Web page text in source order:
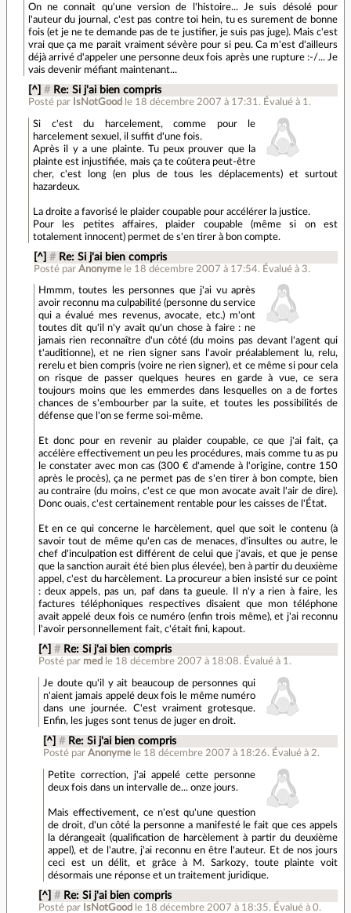
On ne connait qu'une version de l'histoire... Je suis désolé pour
l'auteur du journal, c'est pas contre toi hein, tu es surement de bonne
fois (et je ne te demande pas de te justifier, je suis pas juge). Mais c'est
vrai que ça me parait vraiment sévère pour si peu. Ca m'est d'ailleurs
déjà arrivé d'appeler une personne deux fois après une rupture :-/... Je
vais devenir méfiant maintenant...
[^] # Re: Si j'ai bien compris
Posté par IsNotGood le 18 décembre 2007 à 17:31 . Évalué à 1 .
Si c'est du harcelement, comme pour le
harcelement sexuel, il suffit d'une fois.
Après il y a une plainte. Tu peux prouver que la
plainte est injustifiée, mais ça te coûtera peut-être
cher, c'est long (en plus de tous les déplacements) et surtout
hazardeux.
La droite a favorisé le plaider coupable pour accélérer la justice.
Pour les petites affaires, plaider coupable (même si on est
totalement innocent) permet de s'en tirer à bon compte.
[^] # Re: Si j'ai bien compris
Posté par Anonyme le 18 décembre 2007 à 17:54. Évalué à 3.
Hmmm, toutes les personnes que j'ai vu après
avoir reconnu ma culpabilité (personne du service
qui a évalué mes revenus, avocate, etc.) m'ont
toutes dit qu'il n'y avait qu'un chose à faire : ne
jamais rien reconnaître d'un côté (du moins pas devant l'agent qui
t'auditionne), et ne rien signer sans l'avoir préalablement lu, relu,
rerelu et bien compris (voire ne rien signer), et ce même si pour cela
on risque de passer quelques heures en garde à vue, ce sera
toujours moins que les emmerdes dans lesquelles on a de fortes
chances de s'embourber par la suite, et toutes les possibilités de
défense que l'on se ferme soi-même.
Et donc pour en revenir au plaider coupable, ce que j'ai fait, ça
accélère effectivement un peu les procédures, mais comme tu as pu
le constater avec mon cas (300 € d'amende à l'origine, contre 150
après le procès), ça ne permet pas de s'en tirer à bon compte, bien
au contraire (du moins, c'est ce que mon avocate avait l'air de dire).
Donc ouais, c'est certainement rentable pour les caisses de l'État.
Et en ce qui concerne le harcèlement, quel que soit le contenu (à
savoir tout de même qu'en cas de menaces, d'insultes ou autre, le
chef d'inculpation est différent de celui que j'avais, et que je pense
que la sanction aurait été bien plus élevée), ben à partir du deuxième
appel, c'est du harcèlement. La procureur a bien insisté sur ce point
: deux appels, pas un, paf dans ta gueule. Il n'y a rien à faire, les
factures téléphoniques respectives disaient que mon téléphone
avait appelé deux fois ce numéro (enfin trois même), et j'ai reconnu
l'avoir personnellement fait, c'était fini, kapout.
[^] # Re: Si j'ai bien compris
Posté par med le 18 décembre 2007 à 18:08. Évalué à 1 .
Je doute qu'il y ait beaucoup de personnes qui
n'aient jamais appelé deux fois le même numéro
dans une journée. C'est vraiment grotesque.
Enfin, les juges sont tenus de juger en droit.
[^] # Re: Si j'ai bien compris
Posté parAnonyme le 18 décembre 2007 à 18:26. Évalué à 2.
Petite correction, j'ai appelé cette personne
deux fois dans un intervalle de... onze jours.
Mais effectivement, ce n'est qu'une question
de droit, d'un côté la personne a manifesté le fait que ces appels
la dérangeait (qualification de harcèlement à partir du deuxième
appel), et de l'autre, j'ai reconnu en être l'auteur. Et de nos jours
ceci est un délit, et grâce à M. Sarkozy, toute plainte voit
désormais une réponse et un traitement juridique.
[^] # Re: Si j'ai bien compris
Posté par IsNotGood le 18 décembre 2007 à 18:35. Évalué à 0.